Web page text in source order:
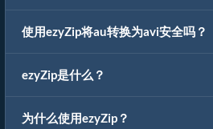
使用ezyZip将au转换为avi安全吗？
ezyZip是什么？
为什么使用ezyZip？